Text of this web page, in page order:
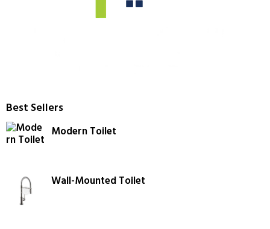
Best Sellers
Modern Toilet
Wall-Mounted Toilet